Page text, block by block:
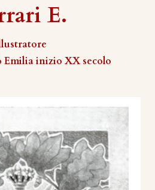
E.
Emilia inizio XX secolo